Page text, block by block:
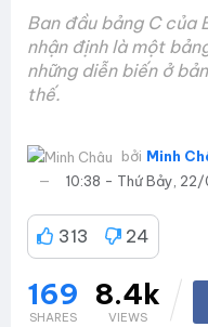
Ban đầu bảng C của
nhận định là một
những diễn biến ở
thế.
bởi Minh
10:38 - Thứ Bảy,
313 24
169
SHARES
8.4k
VIEWS